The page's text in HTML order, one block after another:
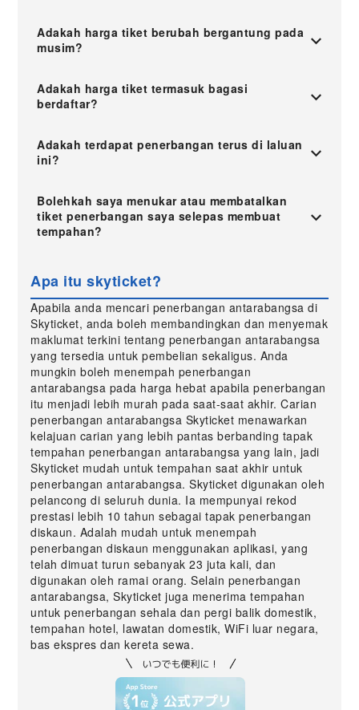
Adakah harga tiket berubah bergantung pada
musim?
Adakah harga tiket termasuk bagasi
berdaftar?
Adakah terdapat penerbangan terus di laluan
ini?
Bolehkah saya menukar atau membatalkan
tiket penerbangan saya selepas membuat
tempahan?
Apa itu skyticket?
Apabila anda mencari penerbangan antarabangsa di
Skyticket, anda boleh membandingkan dan menyemak
maklumat terkini tentang penerbangan antarabangsa
yang tersedia untuk pembelian sekaligus. Anda
mungkin boleh menempah penerbangan
antarabangsa pada harga hebat apabila penerbangan
itu menjadi lebih murah pada saat-saat akhir. Carian
penerbangan antarabangsa Skyticket menawarkan
kelajuan carian yang lebih pantas berbanding tapak
tempahan penerbangan antarabangsa yang lain, jadi
Skyticket mudah untuk tempahan saat akhir untuk
penerbangan antarabangsa. Skyticket digunakan oleh
pelancong di seluruh dunia. Ia mempunyai rekod
prestasi lebih 10 tahun sebagai tapak penerbangan
diskaun. Adalah mudah untuk menempah
penerbangan diskaun menggunakan aplikasi, yang
telah dimuat turun sebanyak 23 juta kali, dan
digunakan oleh ramai orang. Selain penerbangan
antarabangsa, Skyticket juga menerima tempahan
untuk penerbangan sehala dan pergi balik domestik,
tempahan hotel, lawatan domestik, WiFi luar negara,
bas ekspres dan kereta sewa.